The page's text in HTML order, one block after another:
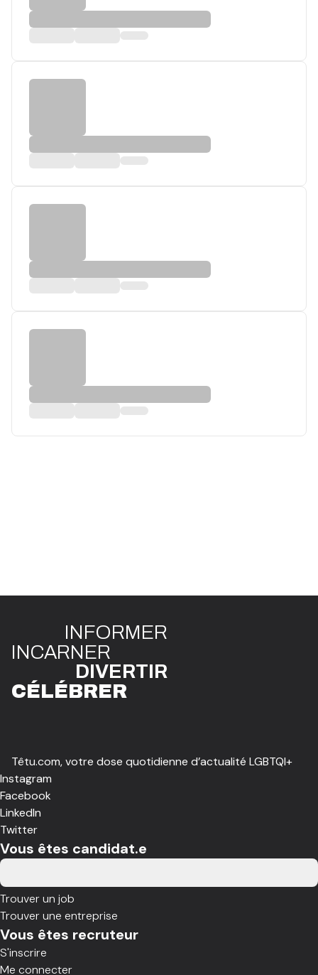
INFORMER
INCARNER
DIVERTIR
CÉLÉBRER
Têtu.com, votre dose quotidienne d’actualité LGBTQI+
Instagram
Facebook
LinkedIn
Twitter
Vous êtes candidat.e
Trouver un job
Trouver une entreprise
Vous êtes recruteur
S'inscrire
Me connecter